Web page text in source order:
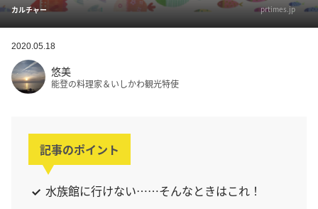
カルチャー prtimes.jp
2020.05.18
悠美
能登の料理家＆いしかわ観光特使
記事のポイント
水族館に行けない……そんなときはこれ！